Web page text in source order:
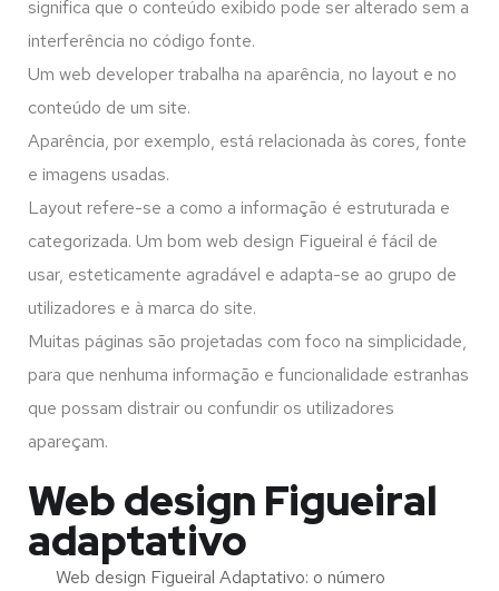
significa que o conteúdo exibido pode ser alterado sem a
interferência no código fonte.
Um web developer trabalha na aparência, no layout e no
conteúdo de um site.
Aparência, por exemplo, está relacionada às cores, fonte
e imagens usadas.
Layout refere-se a como a informação é estruturada e
categorizada. Um bom web design Figueiral é fácil de
usar, esteticamente agradável e adapta-se ao grupo de
utilizadores e à marca do site.
Muitas páginas são projetadas com foco na simplicidade,
para que nenhuma informação e funcionalidade estranhas
que possam distrair ou confundir os utilizadores
apareçam.
Web design Figueiral
adaptativo
Web design Figueiral Adaptativo: o número